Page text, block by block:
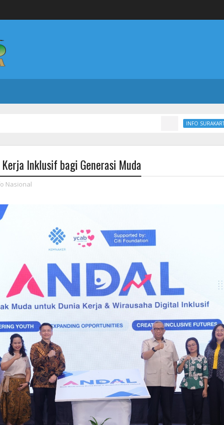
TMMD
Inklusif bagi Generasi Muda
Nasional